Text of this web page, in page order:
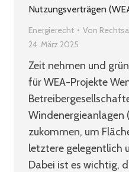
Nutzungsverträgen
Energierecht Von
24. März 2025
Zeit nehmen und
für WEA-Projekte
Windenergieanlagen
zukommen, um
letztere gelegentlich
Dabei ist es wichtig,